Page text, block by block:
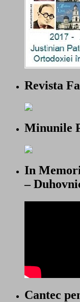
Revista
Minunile
In
–
Cantec